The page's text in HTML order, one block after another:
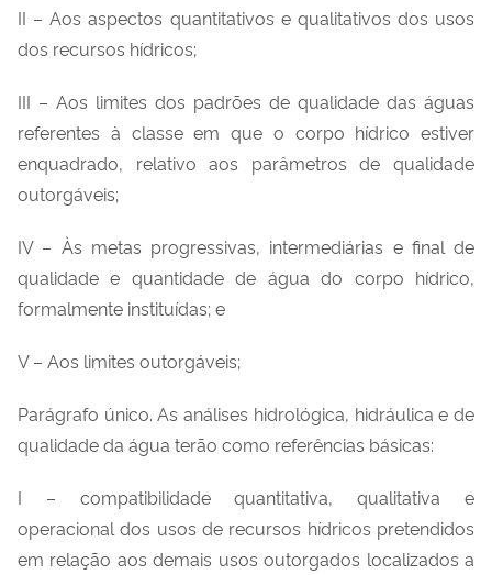
II – Aos aspectos quantitativos e qualitativos dos usos
dos recursos hídricos;
III – Aos limites dos padrões de qualidade das águas
referentes à classe em que o corpo hídrico estiver
enquadrado, relativo aos parâmetros de qualidade
outorgáveis;
IV – Às metas progressivas, intermediárias e final de
qualidade e quantidade de água do corpo hídrico,
formalmente instituídas; e
V – Aos limites outorgáveis;
Parágrafo único. As análises hidrológica, hidráulica e de
qualidade da água terão como referências básicas:
I – compatibilidade quantitativa, qualitativa e
operacional dos usos de recursos hídricos pretendidos
em relação aos demais usos outorgados localizados a